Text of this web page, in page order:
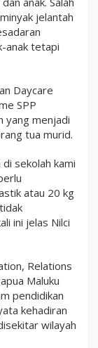
jelantah
anak tetapi
Daycare
SPP
yang menjadi
tua murid.
sekolah kami
atau 20 kg
ini jelas Nilci
Relations
Maluku
pendidikan
kehadiran
wilayah